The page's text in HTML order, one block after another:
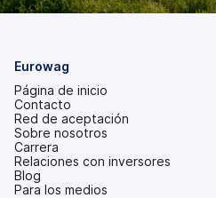
Eurowag
Página de inicio
Contacto
Red de aceptación
Sobre nosotros
Carrera
Relaciones con inversores
(se
abre
Blog
Para los medios